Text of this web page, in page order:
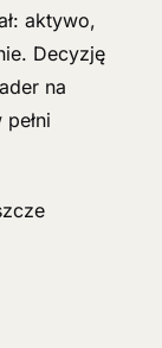
aktywo,
Decyzję
na